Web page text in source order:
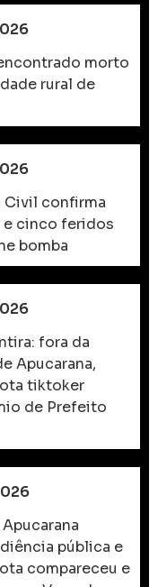
morto
rural de
Civil confirma
e cinco feridos
bomba
fora da
Apucarana,
tiktoker
de Prefeito
pública e
compareceu e